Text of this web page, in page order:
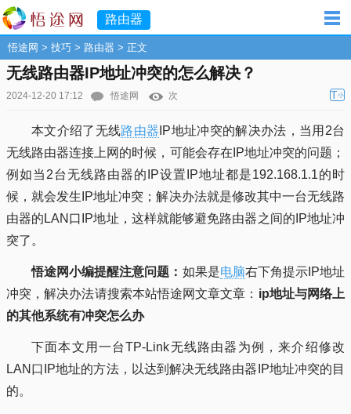
路由器
悟途网 > 技巧 > 路由器 > 正文
无线路由器IP地址冲突的怎么解决？
2024-12-20 17:12 悟途网 次 T小
本文介绍了无线路由器 IP地址冲突的解决办法，当用2台
无线路由器连接上网的时候，可能会存在IP地址冲突的问题；
例如当2台无线路由器的IP设置IP地址都是192.168.1.1的时
候，就会发生IP地址冲突；解决办法就是修改其中一台无线路
由器的LAN口IP地址，这样就能够避免路由器之间的IP地址冲
突了。
悟途网小编提醒注意问题： 如果是电脑右下角提示IP地址
冲突，解决办法请搜索本站悟途网文章文章： ip地址与网络上
的其他系统有冲突怎么办
下面本文用一台TP-Link无线路由器为例，来介绍修改
LAN口IP地址的方法，以达到解决无线路由器IP地址冲突的目
的。